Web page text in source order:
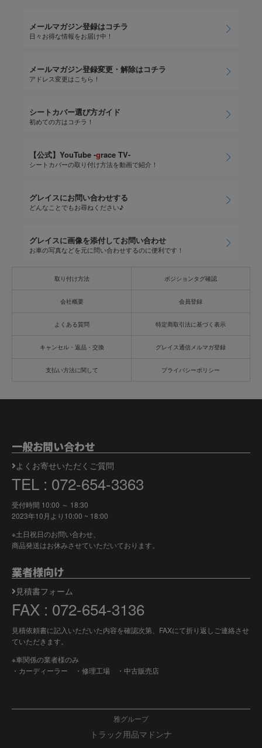
メールマガジン登録はコチラ
日々お得な情報をお届け中！
メールマガジン登録変更・解除はコチラ
アドレス変更はこちら！
シートカバー選び方ガイド
初めての方はコチラ！
【公式】YouTube -grace TV-
シートカバーの取り付け方法を動画で紹介！
グレイスにお問い合わせする
どんなことでもお尋ねください♪
グレイスに画像を添付してお問い合わせ
お車の写真などを元に問い合わせするのに便利です！
取り付け方法 ポジションタグ確認
会社概要 会員登録
よくある質問 特定商取引法に基づく表示
キャンセル・返品・交換 グレイス通信メルマガ登録
支払い方法に関して プライバシーポリシー
一般お問い合わせ
よくお寄せいただくご質問
TEL : 072-654-3363
受付時間 10:00 ～ 18:30
2023年10月より 10:00 ~ 18:00
※土日祝日のお問い合わせ、
商品発送はお休みさせていただいております。
業者様向け
見積書フォーム
FAX : 072-654-3136
見積依頼書に記入いただいた内容を確認次第、FAXにて折り返しご連絡させ
ていただきます。
※車関係の業者様のみ
・カーディーラー ・修理工場 ・中古販売店
雅グループ
トラック用品マドンナ